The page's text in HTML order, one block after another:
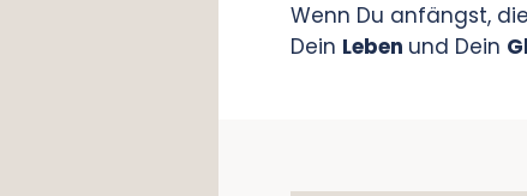
Wenn Du anfängst,
Dein Leben und Dein